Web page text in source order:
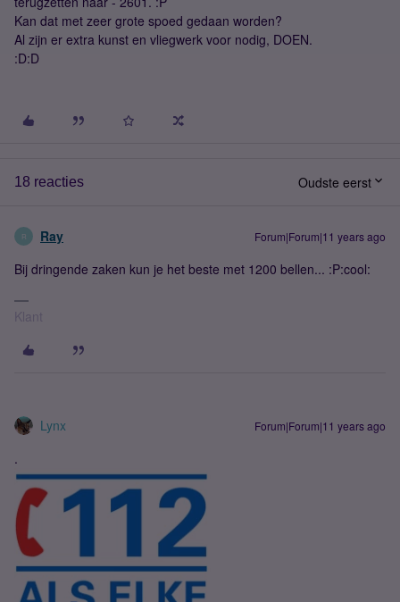
Kan dat met zeer grote spoed gedaan worden?
Al zijn er extra kunst en vliegwerk voor nodig, DOEN.
:D:D
18 reacties Oudste eerst
R Ray Forum|Forum|11 years ago
Bij dringende zaken kun je het beste met 1200 bellen... :P:cool:
Klant
Lynx Forum|Forum|11 years ago
.